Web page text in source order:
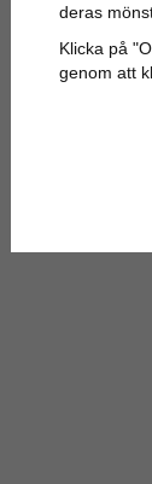
deras
Klicka på
genom att